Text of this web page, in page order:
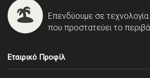
Επενδύουμε σε τεχνολογία
που προστατεύει το
Εταιρικό Προφίλ